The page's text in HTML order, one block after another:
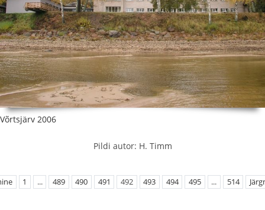
Võrtsjärv 2006
Pildi autor: H. Timm
1 ... 489 490 491 492 493 494 495 ... 514